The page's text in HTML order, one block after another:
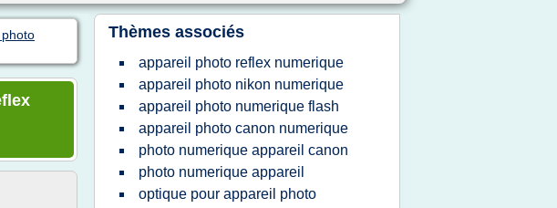
Thèmes associés
appareil photo reflex numerique
appareil photo nikon numerique
appareil photo numerique flash
appareil photo canon numerique
photo numerique appareil canon
photo numerique appareil
optique pour appareil photo